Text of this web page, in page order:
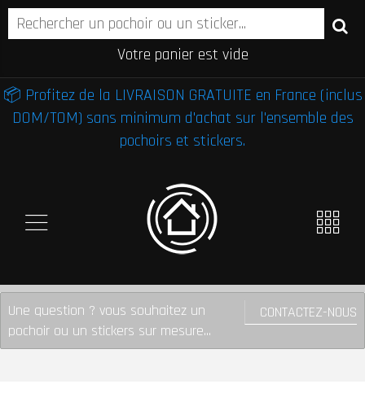
Votre panier est vide
📦 Profitez de la LIVRAISON GRATUITE en France (inclus
DOM/TOM) sans minimum d'achat sur l'ensemble des
pochoirs et stickers.
CONTACTEZ-NOUS
Une question ? vous souhaitez un
pochoir ou un stickers sur mesure...